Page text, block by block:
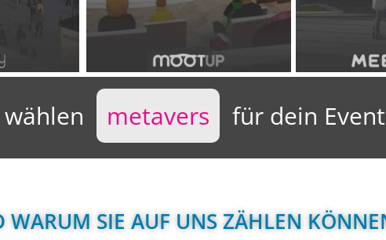
metavers
für dein
WARUM SIE AUF UNS ZÄHLEN